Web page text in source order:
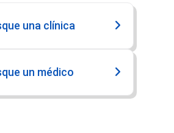
una clínica
un médico